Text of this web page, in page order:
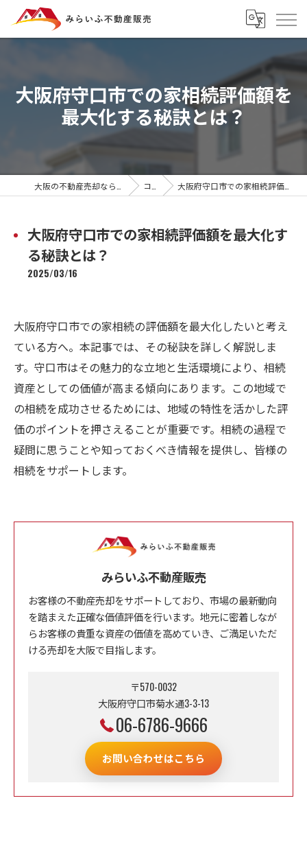
大阪府守口市での家相続評価額を
最大化する秘訣とは？
コラム 大阪府守口市での家相続評価額を最大化する秘訣とは？
大阪府守口市での家相続評価額を最大化す
る秘訣とは？
2025/03/16
大阪府守口市での家相続の評価額を最大化したいと考え
ている方へ。本記事では、その秘訣を詳しく解説しま
す。守口市はその魅力的な立地と生活環境により、相続
資産としての価値が高まる傾向にあります。この地域で
の相続を成功させるためには、地域の特性を活かした評
価のポイントを押さえることが重要です。相続の過程で
疑問に思うことや知っておくべき情報を提供し、皆様の
相続をサポートします。
みらいふ不動産販売
お客様の不動産売却をサポートしており、市場の最新動向
を踏まえた正確な価値評価を行います。地元に密着しなが
らお客様の貴重な資産の価値を高めていき、ご満足いただ
ける売却を大阪で目指します。
〒570-0032
大阪府守口市菊水通3-3-13
06-6786-9666
お問い合わせはこちら